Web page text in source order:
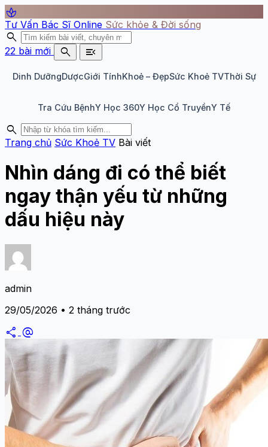
spa
Tư Vấn Bác Sĩ Online Sức khỏe & Đời sống
search
22 bài mới search menu_open
Dinh DưỡngDượcGiới TínhKhoẻ – ĐẹpSức Khoẻ TVThời Sự
Tra Cứu BệnhY Học 360Y Học Cổ TruyềnY Tế
search
Trang chủ Sức Khoẻ TV Bài viết
Nhìn dáng đi có thể biết
ngay thận yếu từ những
dấu hiệu này
admin
29/05/2026 • 2 tháng trước
share alternate_email